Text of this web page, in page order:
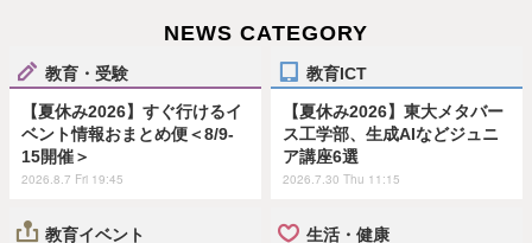
NEWS CATEGORY
教育・受験
【夏休み2026】すぐ行けるイ
ベント情報おまとめ便＜8/9-
15開催＞
2026.8.7 Fri 19:45
教育ICT
【夏休み2026】東大メタバー
ス工学部、生成AIなどジュニ
ア講座6選
2026.7.30 Thu 11:15
教育イベント 生活・健康